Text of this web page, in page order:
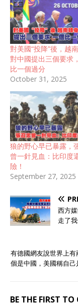
對美國“投降”後，越
對中國提出三個要求
比一個過分
October 31, 2025
狼的野心早已暴露，
曾一針見血：比印度
險！
September 27, 2025
西方
走了
有德國網友說世界上
個是中國，美國稱自
BE THE FIRST